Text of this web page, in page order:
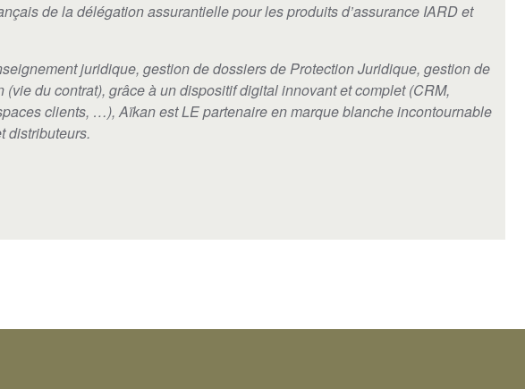
de la délégation assurantielle pour les produits d’assurance IARD et
juridique, gestion de dossiers de Protection Juridique, gestion de
du contrat), grâce à un dispositif digital innovant et complet (CRM,
clients, …), Aïkan est LE partenaire en marque blanche incontournable
distributeurs.